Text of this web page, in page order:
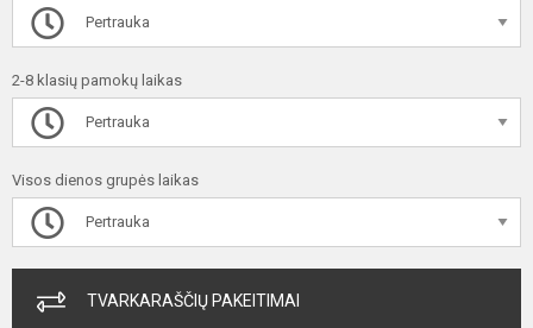
Pertrauka
2-8 klasių pamokų laikas
Pertrauka
Visos dienos grupės laikas
Pertrauka
TVARKARAŠČIŲ PAKEITIMAI